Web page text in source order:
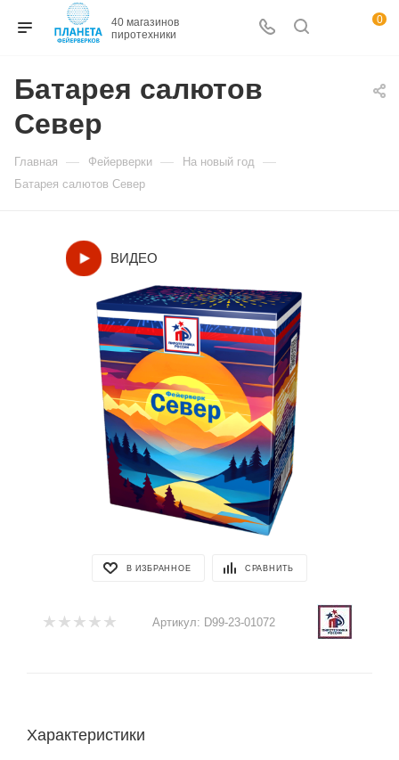
0
Батарея салютов
Север
Главная — Фейерверки — На новый год —
Батарея салютов Север
В ИЗБРАННОЕ СРАВНИТЬ
Артикул: D99-23-01072
Характеристики